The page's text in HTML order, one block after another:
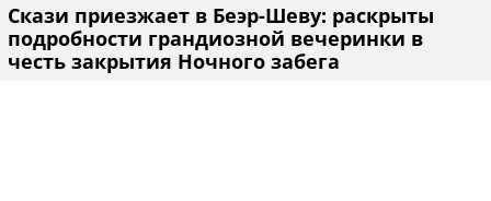
Скази приезжает в Беэр-Шеву: раскрыты
подробности грандиозной вечеринки в
честь закрытия Ночного забега